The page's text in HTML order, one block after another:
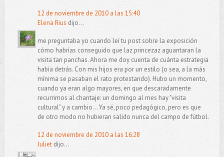
12 de noviembre de 2010 a las 15:40
Elena Rius dijo...
me preguntaba yo cuando leí tu post sobre la exposición
cómo habrías conseguido que laz princezaz aguantaran la
visita tan panchas. Ahora me doy cuenta de cuánta estrategia
había detrás. Con mis hijos era por un estilo (o sea, a la más
mínima se pasaban el rato protestando). Hubo un momento,
cuando ya eran algo mayores, en que descaradamente
recurrimos al chantaje: un domingo al mes hay "visita
cultural" y a cambio... Ya sé, poco pedagógico, pero es que
de otro modo no hubieran salido nunca del campo de fútbol.
12 de noviembre de 2010 a las 16:28
Julietdijo...